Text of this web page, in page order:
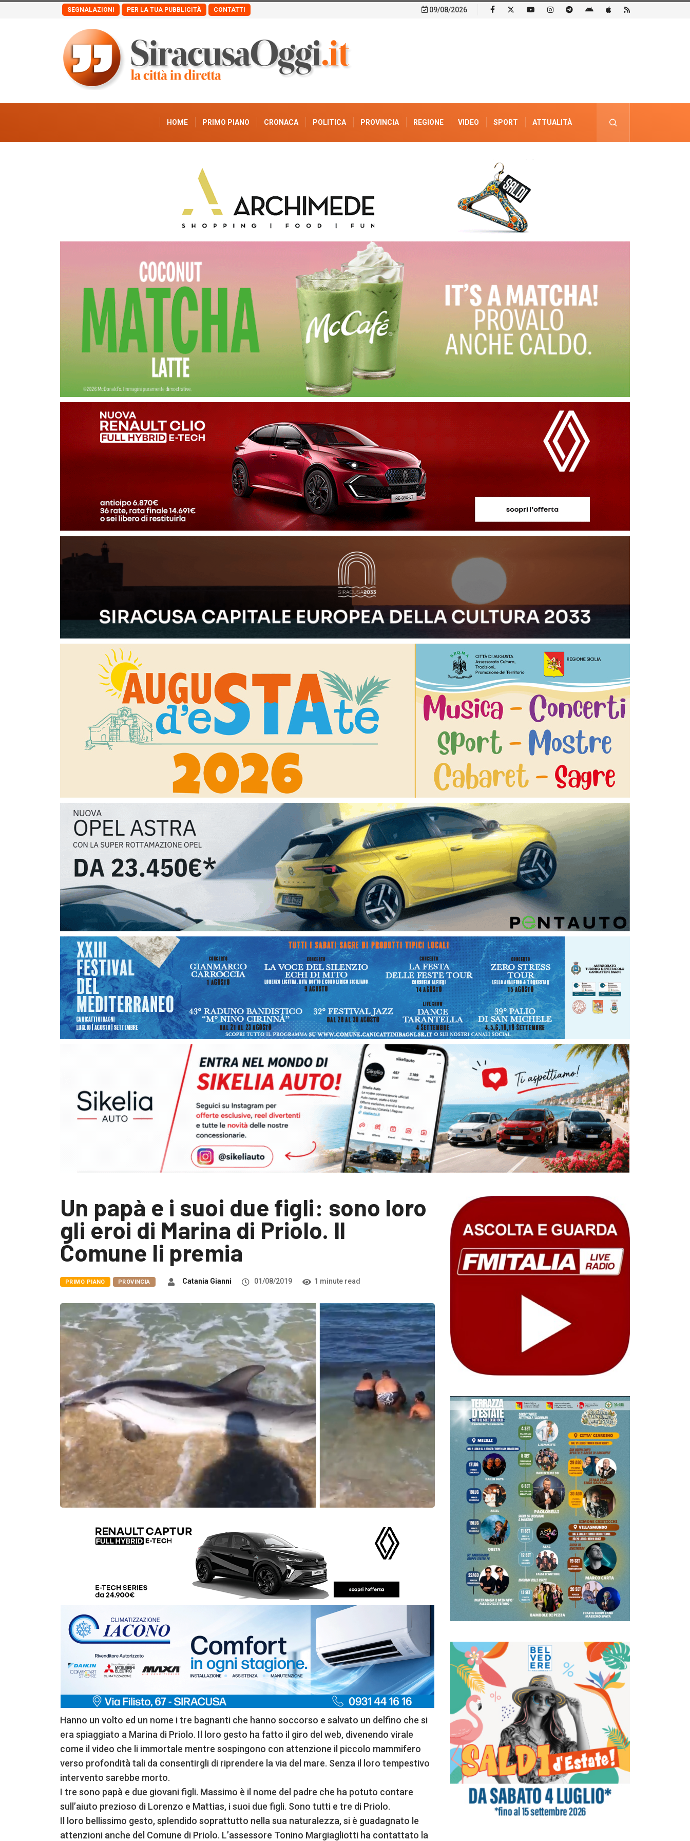
SEGNALAZIONI PER LA TUA PUBBLICITÀ CONTATTI 09/08/2026
HOME PRIMO PIANO CRONACA POLITICA PROVINCIA REGIONE VIDEO SPORT ATTUALITÀ
PUBBLICITÀ ELETTORALE
Un papà e i suoi due figli: sono loro
gli eroi di Marina di Priolo. Il
Comune li premia
PRIMO PIANO PROVINCIA Catania Gianni 01/08/2019 1 minute read
Hanno un volto ed un nome i tre bagnanti che hanno soccorso e salvato un delfino che si
era spiaggiato a Marina di Priolo. Il loro gesto ha fatto il giro del web, divenendo virale
come il video che li immortale mentre sospingono con attenzione il piccolo mammifero
verso profondità tali da consentirgli di riprendere la via del mare. Senza il loro tempestivo
intervento sarebbe morto.
I tre sono papà e due giovani figli. Massimo è il nome del padre che ha potuto contare
sull’aiuto prezioso di Lorenzo e Mattias, i suoi due figli. Sono tutti e tre di Priolo.
Il loro bellissimo gesto, splendido soprattutto nella sua naturalezza, si è guadagnato le
attenzioni anche del Comune di Priolo. L’assessore Tonino Margiagliotti ha contattato la